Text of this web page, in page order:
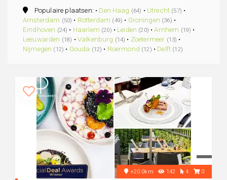
Populaire plaatsen: • Den Haag (64) • Utrecht (57) •
Amsterdam (50) • Rotterdam (49) • Groningen (36) •
Eindhoven (24) • Haarlem (20) • Leiden (20) •Arnhem (19) •
Leeuwarden (18) • Valkenburg (14) • Zoetermeer (13) •
Nijmegen (12) • Gouda (12) • Roermond (12) • Delft (12)
+20.0km 142 4 0